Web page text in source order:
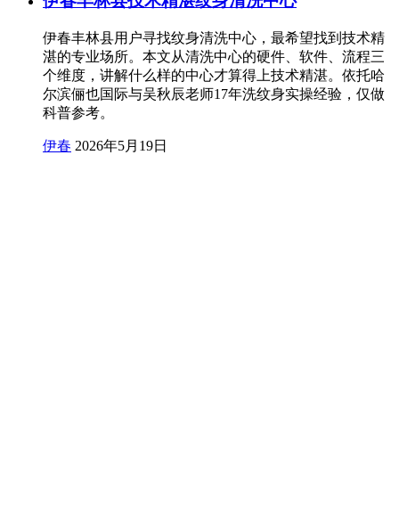
伊春丰林县用户寻找纹身清洗中心，最希望找到技术精
湛的专业场所。本文从清洗中心的硬件、软件、流程三
个维度，讲解什么样的中心才算得上技术精湛。依托哈
尔滨俪也国际与吴秋辰老师17年洗纹身实操经验，仅做
科普参考。
伊春 2026年5月19日